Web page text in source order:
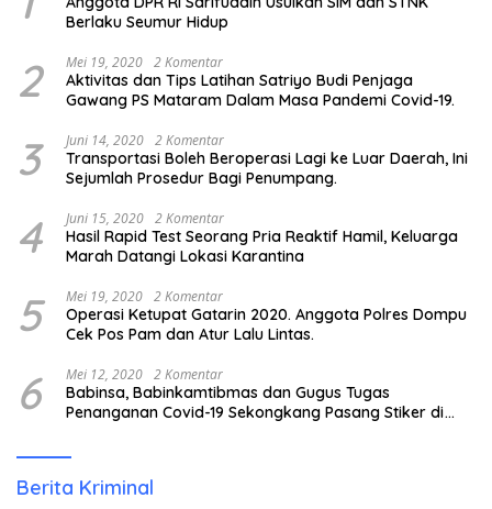
Berlaku Seumur Hidup
2 Mei 19, 2020 2 Komentar
Aktivitas dan Tips Latihan Satriyo Budi Penjaga
Gawang PS Mataram Dalam Masa Pandemi Covid-19.
3 Juni 14, 2020 2 Komentar
Transportasi Boleh Beroperasi Lagi ke Luar Daerah, Ini
Sejumlah Prosedur Bagi Penumpang.
4 Juni 15, 2020 2 Komentar
Hasil Rapid Test Seorang Pria Reaktif Hamil, Keluarga
Marah Datangi Lokasi Karantina
5 Mei 19, 2020 2 Komentar
Operasi Ketupat Gatarin 2020. Anggota Polres Dompu
Cek Pos Pam dan Atur Lalu Lintas.
6 Mei 12, 2020 2 Komentar
Babinsa, Babinkamtibmas dan Gugus Tugas
Penanganan Covid-19 Sekongkang Pasang Stiker di
Berita Kriminal